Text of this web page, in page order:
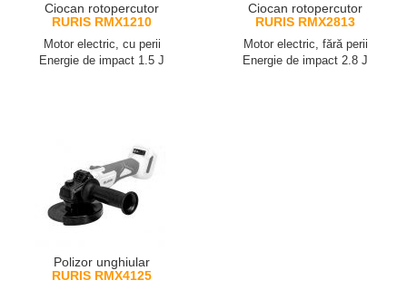
Ciocan rotopercutor
RURIS RMX1210
Motor electric, cu perii
Energie de impact 1.5 J
Ciocan rotopercutor
RURIS RMX2813
Motor electric, fără perii
Energie de impact 2.8 J
Polizor unghiular
RURIS RMX4125